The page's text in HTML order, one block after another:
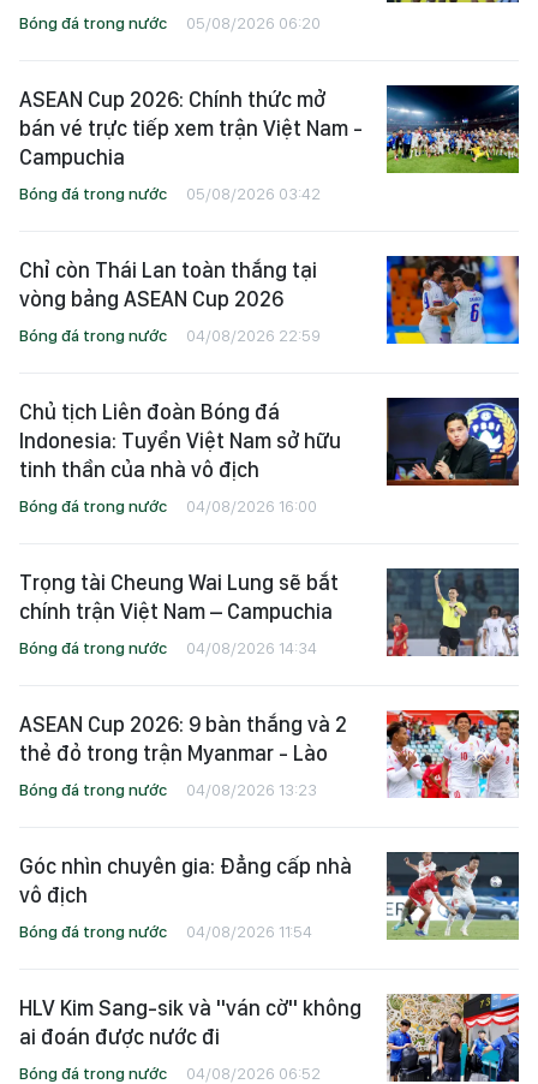
Bóng đá trong nước 05/08/2026 06:20
ASEAN Cup 2026: Chính thức mở
bán vé trực tiếp xem trận Việt Nam -
Campuchia
Bóng đá trong nước 05/08/2026 03:42
Chỉ còn Thái Lan toàn thắng tại
vòng bảng ASEAN Cup 2026
Bóng đá trong nước 04/08/2026 22:59
Chủ tịch Liên đoàn Bóng đá
Indonesia: Tuyển Việt Nam sở hữu
tinh thần của nhà vô địch
Bóng đá trong nước 04/08/2026 16:00
Trọng tài Cheung Wai Lung sẽ bắt
chính trận Việt Nam – Campuchia
Bóng đá trong nước 04/08/2026 14:34
ASEAN Cup 2026: 9 bàn thắng và 2
thẻ đỏ trong trận Myanmar - Lào
Bóng đá trong nước 04/08/2026 13:23
Góc nhìn chuyên gia: Đẳng cấp nhà
vô địch
Bóng đá trong nước 04/08/2026 11:54
HLV Kim Sang-sik và "ván cờ" không
ai đoán được nước đi
Bóng đá trong nước 04/08/2026 06:52